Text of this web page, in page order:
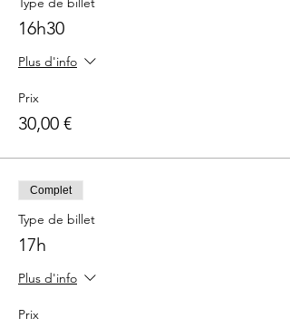
16h30
Plus d'info
Prix
30,00 €
Complet
Type de billet
17h
Plus d'info
Prix